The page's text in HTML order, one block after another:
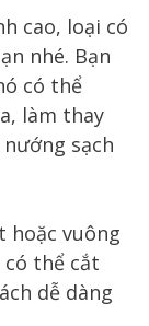
cao, loại có
nhé. Bạn
có thể
làm thay
sạch
hoặc vuông
có thể cắt
dễ dàng